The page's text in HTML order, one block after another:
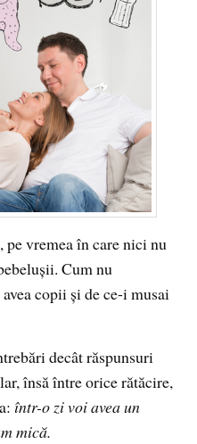
vremea în care nici nu
Cum nu
copii şi de ce-i musai
decât răspunsuri
însă între orice rătăcire,
într-o zi voi avea un
mică.